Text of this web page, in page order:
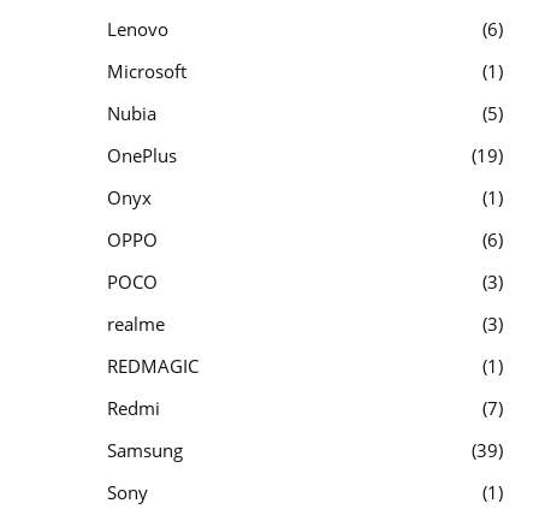
Lenovo
6
Microsoft
1
Nubia
5
OnePlus
19
Onyx
1
OPPO
6
POCO
3
realme
3
REDMAGIC
1
Redmi
7
Samsung
39
Sony
1